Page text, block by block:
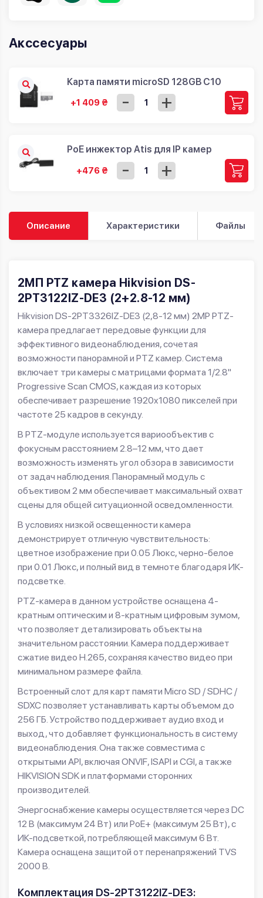
Акссесуары
Карта памяти microSD 128GB C10
+1 409 ₴ - +
PoE инжектор Atis для IP камер
+476 ₴ - +
Описание Характеристики Файлы
2МП PTZ камера Hikvision DS-
2PT3122IZ-DE3 (2+2.8-12 мм)
Hikvision DS-2PT3326IZ-DE3 (2,8-12 мм) 2MP PTZ-
камера предлагает передовые функции для
эффективного видеонаблюдения, сочетая
возможности панорамной и PTZ камер. Система
включает три камеры с матрицами формата 1/2.8"
Progressive Scan CMOS, каждая из которых
обеспечивает разрешение 1920x1080 пикселей при
частоте 25 кадров в секунду.
В PTZ-модуле используется вариообъектив с
фокусным расстоянием 2.8–12 мм, что дает
возможность изменять угол обзора в зависимости
от задач наблюдения. Панорамный модуль с
объективом 2 мм обеспечивает максимальный охват
сцены для общей ситуационной осведомленности.
В условиях низкой освещенности камера
демонстрирует отличную чувствительность:
цветное изображение при 0.05 Люкс, черно-белое
при 0.01 Люкс, и полный вид в темноте благодаря ИК-
подсветке.
PTZ-камера в данном устройстве оснащена 4-
кратным оптическим и 8-кратным цифровым зумом,
что позволяет детализировать объекты на
значительном расстоянии. Камера поддерживает
сжатие видео H.265, сохраняя качество видео при
минимальном размере файла.
Встроенный слот для карт памяти Micro SD / SDHC /
SDXC позволяет устанавливать карты объемом до
256 ГБ. Устройство поддерживает аудио вход и
выход, что добавляет функциональность в систему
видеонаблюдения. Она также совместима с
открытыми API, включая ONVIF, ISAPI и CGI, а также
HIKVISION SDK и платформами сторонних
производителей.
Энергоснабжение камеры осуществляется через DC
12 В (максимум 24 Вт) или PoE+ (максимум 25 Вт), с
ИК-подсветкой, потребляющей максимум 6 Вт.
Камера оснащена защитой от перенапряжений TVS
2000 В.
Комплектация DS-2PT3122IZ-DE3: